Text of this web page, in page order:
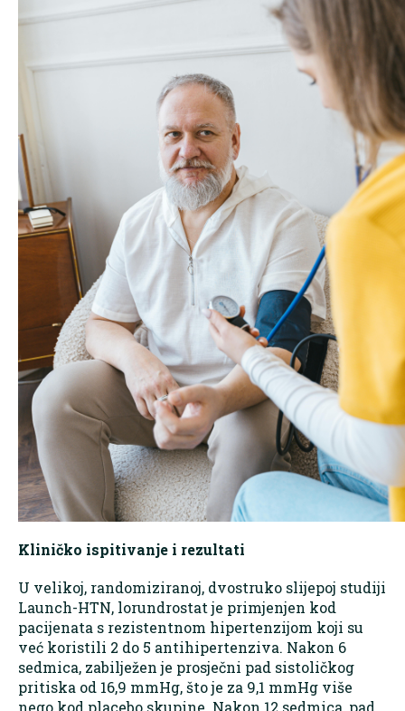
Kliničko ispitivanje i rezultati
U velikoj, randomiziranoj, dvostruko slijepoj studiji
Launch-HTN, lorundrostat je primjenjen kod
pacijenata s rezistentnom hipertenzijom koji su
već koristili 2 do 5 antihipertenziva. Nakon 6
sedmica, zabilježen je prosječni pad sistoličkog
pritiska od 16,9 mmHg, što je za 9,1 mmHg više